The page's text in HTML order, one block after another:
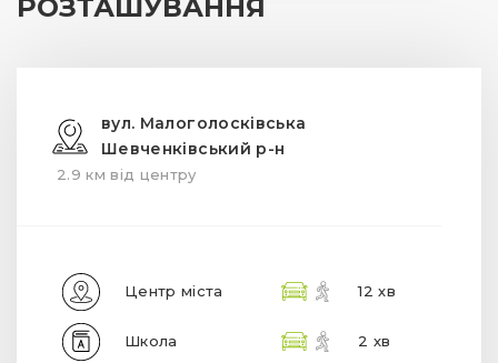
РОЗТАШУВАННЯ
вул. Малоголосківська
Шевченківський р-н
2.9 км від центру
Центр міста 12 хв
Школа 2 хв